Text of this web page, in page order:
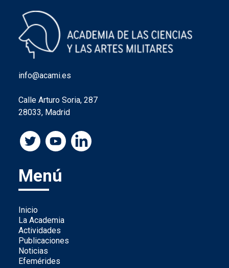
info@acami.es
Calle Arturo Soria, 287
28033, Madrid
Menú
Inicio
La Academia
Actividades
Publicaciones
Noticias
Efemérides